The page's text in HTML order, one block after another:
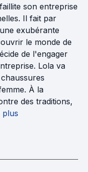
son entreprise
Il fait par
exubérante
le monde de
de l'engager
Lola va
À la
des traditions,
plus